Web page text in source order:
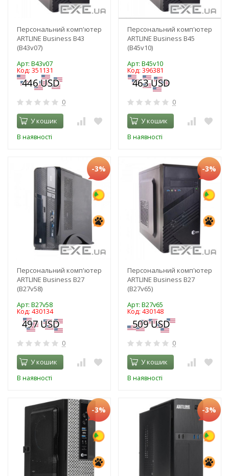
Персональний комп'ютер
ARTLINE Business B43
(B43v07)
Арт: B43v07
Код: 351131
0
У кошик
В наявності
Персональний комп'ютер
ARTLINE Business B45
(B45v10)
Арт: B45v10
Код: 396381
0
У кошик
В наявності
-3%
Персональний комп'ютер
ARTLINE Business B27
(B27v58)
Арт: B27v58
Код: 430134
0
У кошик
В наявності
-3%
Персональний комп'ютер
ARTLINE Business B27
(B27v65)
Арт: B27v65
Код: 430148
0
У кошик
В наявності
-3% -3%